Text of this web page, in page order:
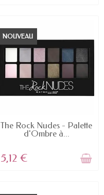
NOUVEAU
RUPTURE DE STOCK
The Rock Nudes - Palette
d'Ombre à...
5,12 €